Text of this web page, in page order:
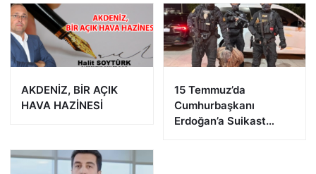
AKDENİZ, BİR AÇIK
HAVA HAZİNESİ
15 Temmuz’da
Cumhurbaşkanı
Erdoğan’a Suikast